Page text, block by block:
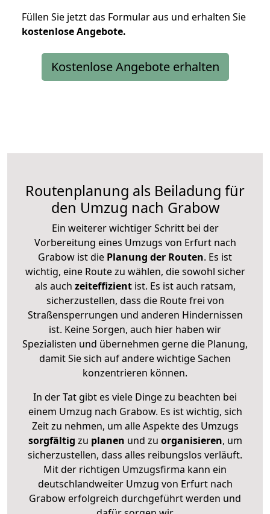
Füllen Sie jetzt das Formular aus und erhalten Sie
kostenloseAngebote.
Kostenlose Angebote erhalten
Routenplanung als Beiladung für
den Umzug nach Grabow
Ein weiterer wichtiger Schritt bei der
Vorbereitung eines Umzugs von Erfurt nach
Grabow ist die Planung der Routen. Es ist
wichtig, eine Route zu wählen, die sowohl sicher
als auch zeiteffizientist. Es ist auch ratsam,
sicherzustellen, dass die Route frei von
Straßensperrungen und anderen Hindernissen
ist. Keine Sorgen, auch hier haben wir
Spezialisten und übernehmen gerne die Planung,
damit Sie sich auf andere wichtige Sachen
konzentrieren können.
In der Tat gibt es viele Dinge zu beachten bei
einem Umzug nach Grabow. Es ist wichtig, sich
Zeit zu nehmen, um alle Aspekte des Umzugs
sorgfältig zu planen und zu organisieren, um
sicherzustellen, dass alles reibungslos verläuft.
Mit der richtigen Umzugsfirma kann ein
deutschlandweiter Umzug von Erfurt nach
Grabow erfolgreich durchgeführt werden und